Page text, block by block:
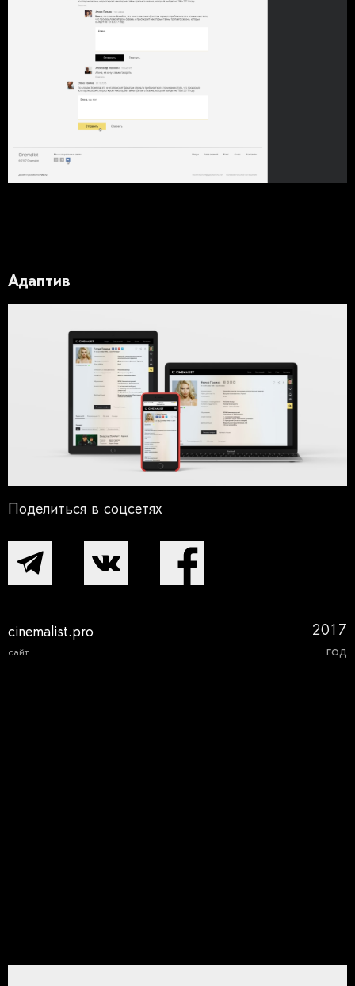
Адаптив
Поделиться в соцсетях
cinemalist.pro
сайт
2017
год